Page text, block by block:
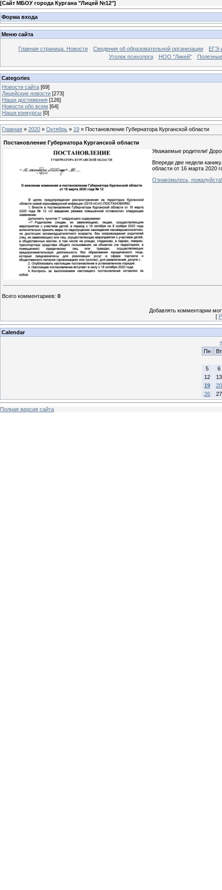
[Сайт МБОУ города Кургана "Лицей №12"]
Форма входа
Меню сайта
Главная страница. Новости Сведения об образовательной организации
ЕГЭ
Уголок психолога
НОО "Ликей"
Categories
Новости сайта [69]
Лицейские новости [273]
Наши достижения [126]
Новости обо всем [64]
Наши конкурсы [0]
Главная » 2020 » Октябрь » 19 » Постановление Губернатора Курганской области
Постановление Губернатора Курганской области
Уважаемые родители!
Впереди две недели
области от 16 марта 2020
Ознакомьтесь, пожалуйста!
Всего комментариев: 0
Добавлять комментарии
[
Calendar
«
Пн
Вт
5
6
12
13
19
20
26
27
Полная версия сайта